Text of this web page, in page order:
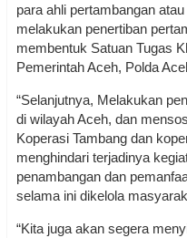
para ahli pertambangan
melakukan penertiban
membentuk Satuan Tugas
Pemerintah Aceh, Polda
“Selanjutnya, Melakukan
di wilayah Aceh, dan
Koperasi Tambang dan
menghindari terjadinya
penambangan dan
selama ini dikelola
“Kita juga akan segera